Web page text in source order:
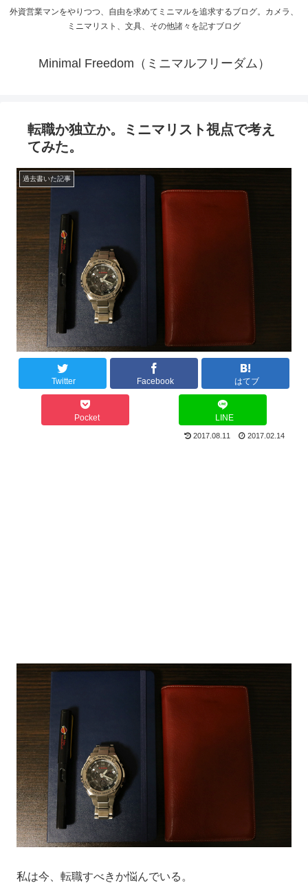
外資営業マンをやりつつ、自由を求めてミニマルを追求するブログ。カメラ、
ミニマリスト、文具、その他諸々を記すブログ
Minimal Freedom（ミニマルフリーダム）
転職か独立か。ミニマリスト視点で考え
てみた。
過去書いた記事
Twitter Facebook はてブ
Pocket LINE
2017.08.11 2017.02.14
私は今、転職すべきか悩んでいる。